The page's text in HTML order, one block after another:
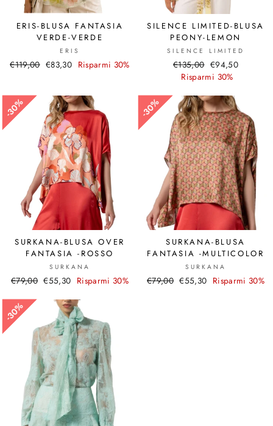
ERIS-BLUSA FANTASIA
VERDE-VERDE
ERIS
Prezzo
€119,00 Prezzo
€83,30 Risparmi 30%
SILENCE LIMITED-BLUSA
PEONY-LEMON
SILENCE LIMITED
Prezzo
€135,00 Prezzo
scontato
€94,50
Risparmi 30%
30%
30%
SURKANA-BLUSA OVER
FANTASIA -ROSSO
SURKANA
Prezzo
listino
€79,00 Prezzo
€55,30 Risparmi 30%
30%
30%
SURKANA-BLUSA
FANTASIA -MULTICOLOR
SURKANA
Prezzo
€79,00 Prezzo
€55,30 Risparmi 30%
30%
30%